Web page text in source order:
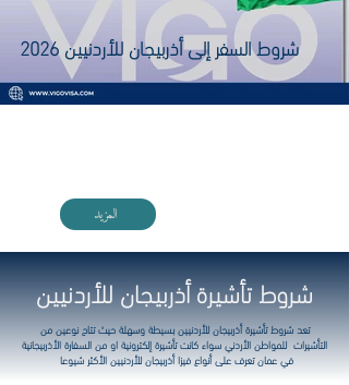
شروط السفر إلى أذربيجان للأردنيين 2026
المزيد
شروط تأشيرة أذربيجان للأردنيين
تعد شروط تأشيرة أذربيجان للأردنيين بسيطة وسهلة حيث تتاح نوعين من
التأشيرات للمواطن الأردني سواء كانت تأشيرة إلكترونية او من السفارة الأذربيجانية
في عمان تعرف على أنواع فيزا أذربيجان للأردنيين الأكثر شيوعا